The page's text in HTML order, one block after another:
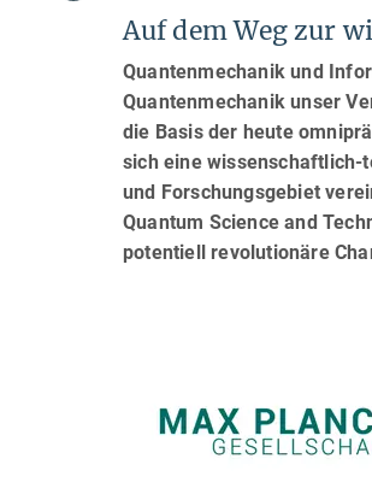
Auf dem Weg zur
Quantenmechanik und
Quantenmechanik unser
die Basis der heute
sich eine wissenschaftlich-
und Forschungsgebiet
Quantum Science and
potentiell revolutionäre